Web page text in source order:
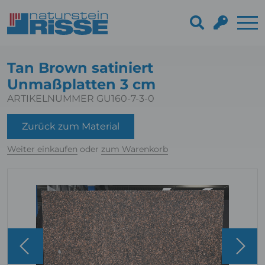
Tan Brown satiniert
Unmaßplatten 3 cm
ARTIKELNUMMER GU160-7-3-0
Zurück zum Material
Weiter einkaufen oder zum Warenkorb